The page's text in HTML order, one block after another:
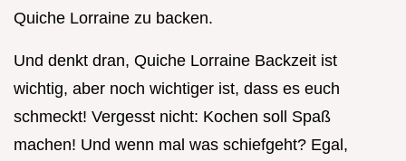
Quiche Lorraine zu backen.
Und denkt dran, Quiche Lorraine Backzeit ist
wichtig, aber noch wichtiger ist, dass es euch
schmeckt! Vergesst nicht: Kochen soll Spaß
machen! Und wenn mal was schiefgeht? Egal,